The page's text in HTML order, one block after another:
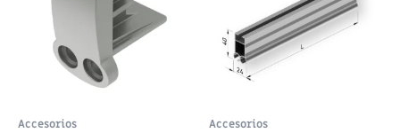
Accesorios Accesorios